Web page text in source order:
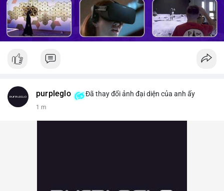
purpleglo Đã thay đổi ảnh đại diện của anh ấy
1 m